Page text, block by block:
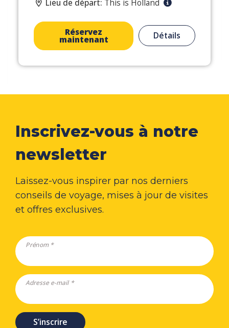
Lieu de départ: This is Holland
Réservez
maintenant Détails
Inscrivez-vous à notre
newsletter
Laissez-vous inspirer par nos derniers
conseils de voyage, mises à jour de visites
et offres exclusives.
Prénom *
Adresse e-mail *
S’inscrire